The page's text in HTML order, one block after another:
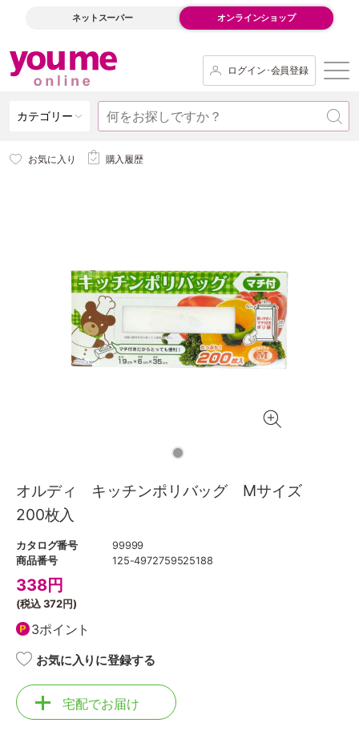
ネットスーパー オンラインショップ
ログイン･会員登録
カテゴリー
お気に入り 購入履歴
オルディ キッチンポリバッグ Mサイズ
200枚入
カタログ番号
99999
商品番号
125-4972759525188
338円
(税込372円)
3ポイント
お気に入りに登録する
宅配でお届け